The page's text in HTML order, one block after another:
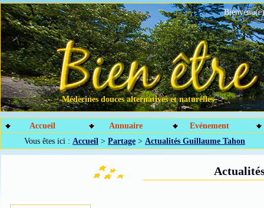
Médecines douces alternatives et naturelles
Accueil Annuaire
Evénement
Vous êtes ici : Accueil > Partage > Actualités Guillaume Tahon